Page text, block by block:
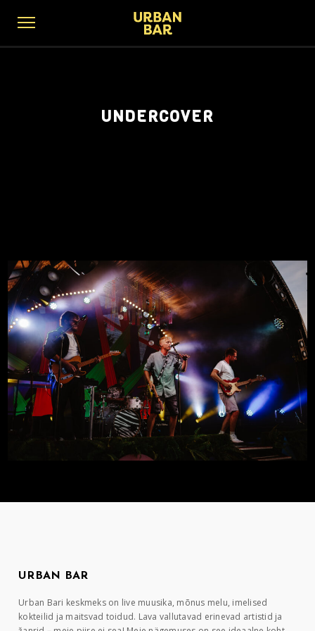
UNDERCOVER
URBAN BAR
Urban Bari keskmeks on live muusika, mõnus melu, imelised
kokteilid ja maitsvad toidud. Lava vallutavad erinevad artistid ja